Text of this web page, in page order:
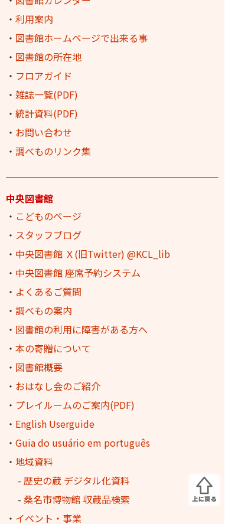
・ 利用案内
・ 図書館ホームページで出来る事
・ 図書館の所在地
・ フロアガイド
・ 雑誌一覧(PDF)
・ 統計資料(PDF)
・ お問い合わせ
・ 調べものリンク集
中央図書館
・ こどものページ
・ スタッフブログ
・ 中央図書館 Ｘ(旧Twitter) @KCL_lib
・ 中央図書館 座席予約システム
・ よくあるご質問
・ 調べもの案内
・ 図書館の利用に障害がある方へ
・ 本の寄贈について
・ 図書館概要
・ おはなし会のご紹介
・ プレイルームのご案内(PDF)
・ English Userguide
・ Guia do usuário em português
・ 地域資料
- 歴史の蔵 デジタル化資料
- 桑名市博物館 収蔵品検索
・ イベント・事業